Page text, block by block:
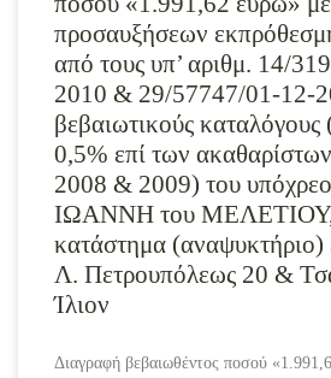
προσαυξήσεων
από τους υπ’ αριθμ. 14/
2010 & 29/57747/01-12-
βεβαιωτικούς
0,5% επί των
2008 & 2009) του
ΙΩΑΝΝΗ του ΜΕΛΕΤΙΟΥ,
κατάστημα (αναψυκτήριο)
Λ. Πετρουπόλεως 20 &
Ίλιον
Διαγραφή βεβαιωθέντος ποσού